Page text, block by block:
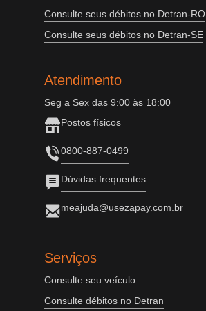
Consulte seus débitos no Detran-RO
Consulte seus débitos no Detran-SE
Atendimento
Seg a Sex das 9:00 às 18:00
Postos físicos
0800-887-0499
Dúvidas frequentes
meajuda@usezapay.com.br
Serviços
Consulte seu veículo
Consulte débitos no Detran